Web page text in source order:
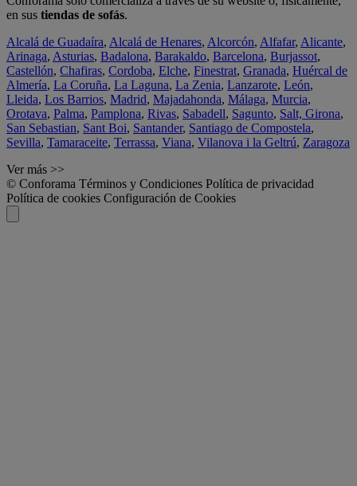
en sus tiendas de sofás.
Alcalá de Guadaíra, Alcalá de Henares, Alcorcón, Alfafar, Alicante,
Arinaga, Asturias, Badalona, Barakaldo, Barcelona, Burjassot,
Castellón, Chafiras, Cordoba, Elche, Finestrat, Granada, Huércal de
Almería, La Coruña, La Laguna, La Zenia, Lanzarote, León,
Lleida, Los Barrios, Madrid, Majadahonda, Málaga, Murcia,
Orotava, Palma, Pamplona, Rivas, Sabadell, Sagunto, Salt, Girona,
San Sebastian, Sant Boi, Santander, Santiago de Compostela,
Sevilla, Tamaraceite, Terrassa, Viana, Vilanova i la Geltrú, Zaragoza
Ver más >>
© Conforama Términos y Condiciones Política de privacidad
Política de cookies Configuración de Cookies